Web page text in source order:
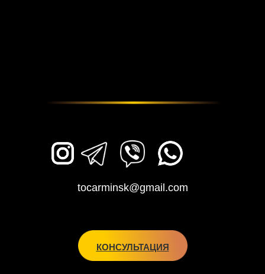
tocarminsk@gmail.com
КОНСУЛЬТАЦИЯ